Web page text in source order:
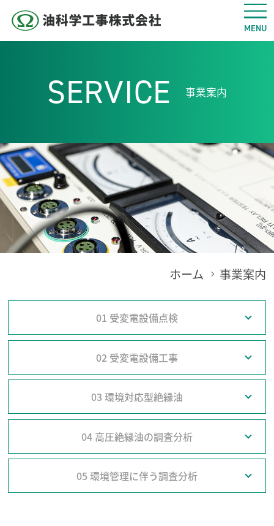
SERVICE 事業案内
ホーム 事業案内
01 受変電設備点検
02 受変電設備工事
03 環境対応型絶縁油
04 高圧絶縁油の調査分析
05 環境管理に伴う調査分析